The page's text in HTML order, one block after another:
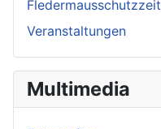
Fledermausschutzzeit
Veranstaltungen
Multimedia